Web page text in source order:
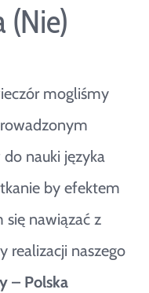
(Nie)
mogliśmy
nauki języka
by efektem
się nawiązać z
realizacji naszego
– Polska